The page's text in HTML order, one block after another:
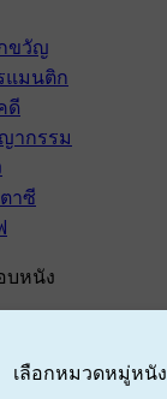
ขวัญ
แมนติก
ดี
ากรรม
าซี
บหนัง
เลือกหมวดหมู่หนัง